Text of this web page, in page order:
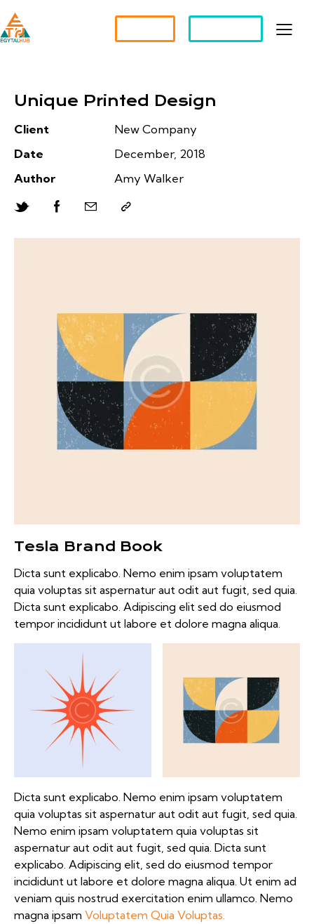
Unique Printed Design
Client
New Company
Date
December, 2018
Author
Amy Walker
Tesla Brand Book
Dicta sunt explicabo. Nemo enim ipsam voluptatem
quia voluptas sit aspernatur aut odit aut fugit, sed quia.
Dicta sunt explicabo. Adipiscing elit sed do eiusmod
tempor incididunt ut labore et dolore magna aliqua.
Dicta sunt explicabo. Nemo enim ipsam voluptatem
quia voluptas sit aspernatur aut odit aut fugit, sed quia.
Nemo enim ipsam voluptatem quia voluptas sit
aspernatur aut odit aut fugit, sed quia. Dicta sunt
explicabo. Adipiscing elit, sed do eiusmod tempor
incididunt ut labore et dolore magna aliqua. Ut enim ad
veniam quis nostrud exercitation enim ullamco. Nemo
magna ipsam Voluptatem Quia Voluptas.